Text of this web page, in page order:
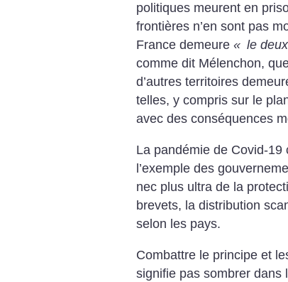
politiques meurent en
frontières n’en sont pas
France demeure « le
comme dit Mélenchon,
d’autres territoires
telles, y compris sur le
avec des conséquences
La pandémie de Covid-
l’exemple des
nec plus ultra de la
brevets, la distribution
selon les pays.
Combattre le principe et
signifie pas sombrer dans